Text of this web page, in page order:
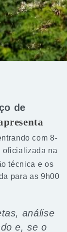
de
com 8-
oficializada na
técnica e os
para as 9h00
análise
e, se o